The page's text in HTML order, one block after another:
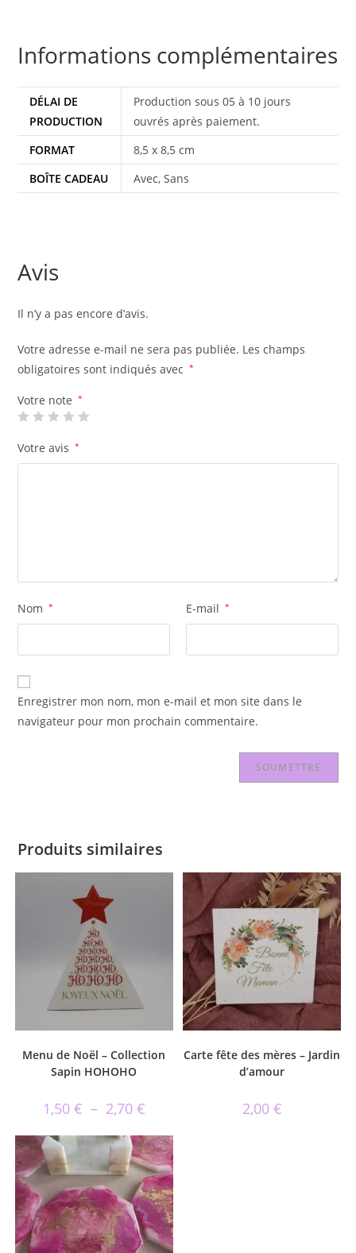
Informations complémentaires
DÉLAI DE
PRODUCTION
Production sous 05 à 10 jours
ouvrés après paiement.
FORMAT
8,5 x 8,5 cm
BOÎTE CADEAU
Avec, Sans
Avis
Il n’y a pas encore d’avis.
Votre adresse e-mail ne sera pas publiée. Les champs
obligatoires sont indiqués avec
*
Votre note *
Votre avis *
Nom * E-mail *
Enregistrer mon nom, mon e-mail et mon site dans le
navigateur pour mon prochain commentaire.
Produits similaires
Menu de Noël – Collection
Sapin HOHOHO
1,50 € – 2,70 €
Carte fête des mères – Jardin
d’amour
2,00 €